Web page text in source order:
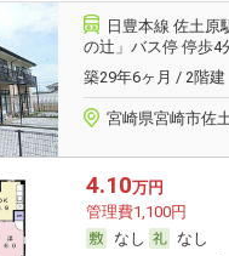
日豊本線 佐土原
の辻」バス停 停歩4
築29年6ヶ月 / 2階建
宮崎県宮崎市佐
4.10万円
管理費1,100円
なし
なし